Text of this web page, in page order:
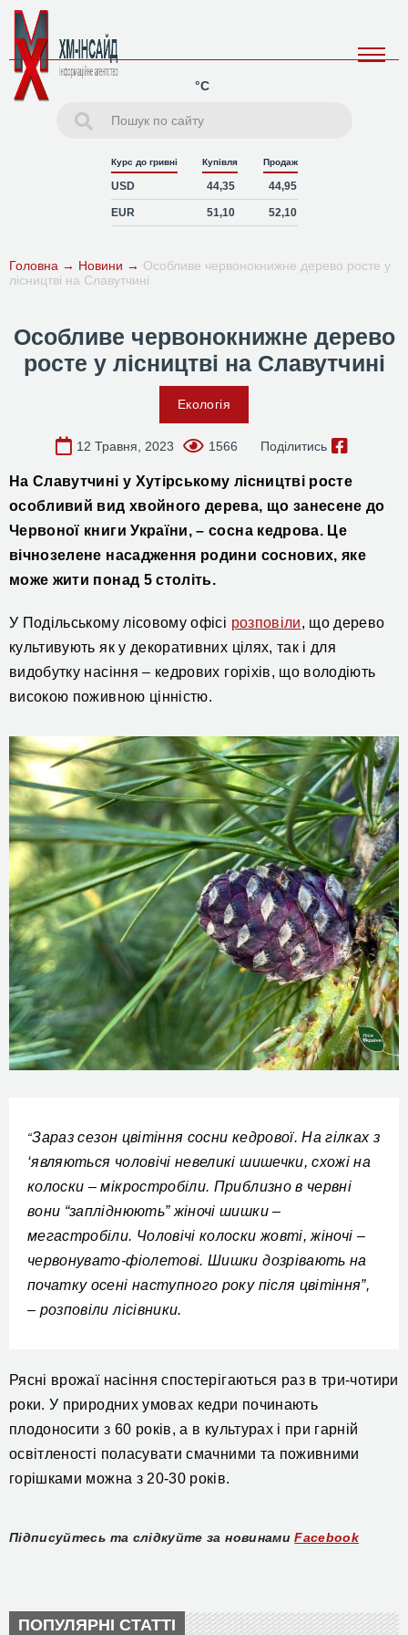
°C
Курс до гривні Купівля Продаж
USD 44,35 44,95
EUR 51,10 52,10
Головна → Новини → Особливе червонокнижне дерево росте у
лісництві на Славутчині
Особливе червонокнижне дерево
росте у лісництві на Славутчині
Екологія
12 Травня, 2023 1566 Поділитись
На Славутчині у Хутірському лісництві росте
особливий вид хвойного дерева, що занесене до
Червоної книги України, – сосна кедрова. Це
вічнозелене насадження родини соснових, яке
може жити понад 5 століть.
У Подільському лісовому офісі розповіли, що дерево
культивують як у декоративних цілях, так і для
видобутку насіння – кедрових горіхів, що володіють
високою поживною цінністю.
“Зараз сезон цвітіння сосни кедрової. На гілках з
‘являються чоловічі невеликі шишечки, схожі на
колоски – мікростробіли. Приблизно в червні
вони “запліднюють” жіночі шишки –
мегастробіли. Чоловічі колоски жовті, жіночі –
червонувато-фіолетові. Шишки дозрівають на
початку осені наступного року після цвітіння”,
– розповіли лісівники.
Рясні врожаї насіння спостерігаються раз в три-чотири
роки. У природних умовах кедри починають
плодоносити з 60 років, а в культурах і при гарній
освітленості поласувати смачними та поживними
горішками можна з 20-30 років.
Підписуйтесь та слідкуйте за новинами Facebook
ПОПУЛЯРНІ СТАТТІ